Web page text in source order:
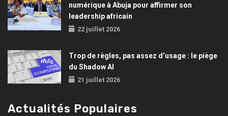
numérique à Abuja pour affirmer son
leadership africain
22 juillet 2026
Trop de règles, pas assez d’usage : le piège
du Shadow AI
21 juillet 2026
Actualités Populaires